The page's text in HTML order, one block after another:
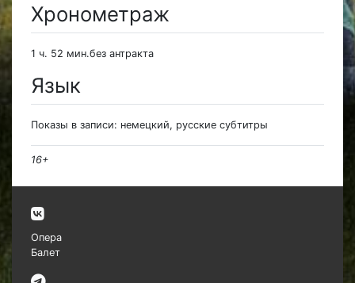
Хронометраж
1 ч. 52 мин.без антракта
Язык
Показы в записи: немецкий, русские субтитры
16+
Опера
Балет